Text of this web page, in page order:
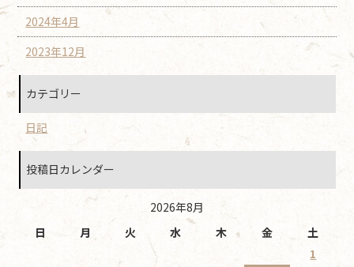
2024年4月
2023年12月
カテゴリー
日記
投稿日カレンダー
2026年8月
日
月 火 水 木 金
土
1